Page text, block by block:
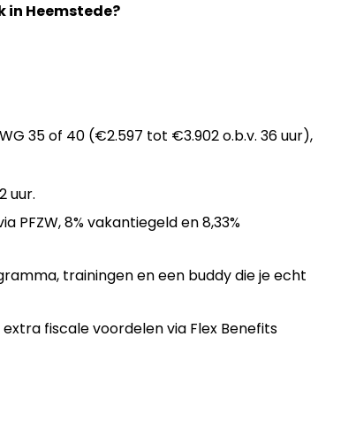
in Heemstede?
35 of 40 (€2.597 tot €3.902 o.b.v. 36 uur),
uur.
PFZW, 8% vakantiegeld en 8,33%
trainingen en een buddy die je echt
fiscale voordelen via Flex Benefits